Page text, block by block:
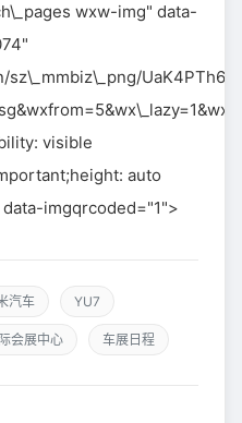
wxw-img" data-
visible
auto
imgqrcoded="1">
汽车 YU7
会展中心 车展日程